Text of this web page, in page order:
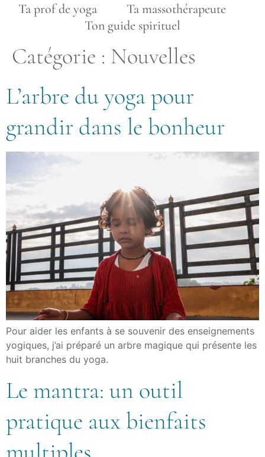
Ta prof de yoga Ta massothérapeute
Ton guide spirituel
Catégorie : Nouvelles
L’arbre du yoga pour
grandir dans le bonheur
Pour aider les enfants à se souvenir des enseignements
yogiques, j’ai préparé un arbre magique qui présente les
huit branches du yoga.
Le mantra: un outil
pratique aux bienfaits